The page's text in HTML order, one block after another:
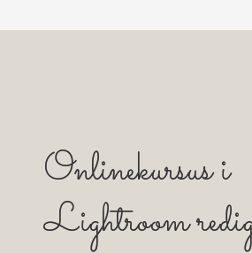
Onlinekursus i
Lightroom